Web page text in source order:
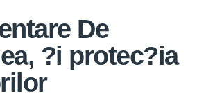
De
?i protec?ia